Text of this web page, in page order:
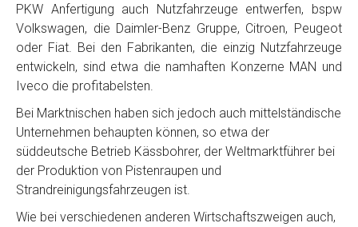
PKW Anfertigung auch Nutzfahrzeuge entwerfen, bspw
Volkswagen, die Daimler-Benz Gruppe, Citroen, Peugeot
oder Fiat. Bei den Fabrikanten, die einzig Nutzfahrzeuge
entwickeln, sind etwa die namhaften Konzerne MAN und
Iveco die profitabelsten.
Bei Marktnischen haben sich jedoch auch mittelständische
Unternehmen behaupten können, so etwa der
süddeutsche Betrieb Kässbohrer, der Weltmarktführer bei
der Produktion von Pistenraupen und
Strandreinigungsfahrzeugen ist.
Wie bei verschiedenen anderen Wirtschaftszweigen auch,